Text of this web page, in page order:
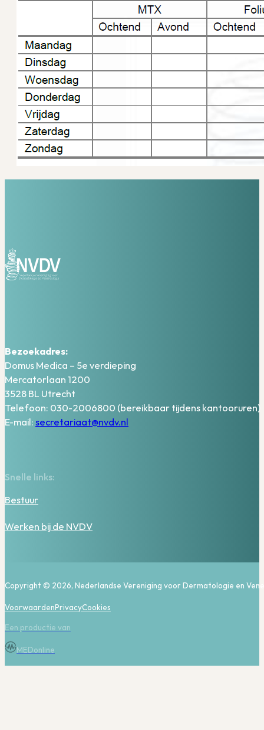
Bezoekadres:
Domus Medica – 5e verdieping
Mercatorlaan 1200
3528 BL Utrecht
Telefoon: 030-2006800 (bereikbaar tijdens kantooruren)
E-mail: secretariaat@nvdv.nl
Snelle links:
Bestuur
Werken bij de NVDV
Copyright © 2026, Nederlandse Vereniging voor Dermatologie en
VoorwaardenPrivacyCookies
Een productie van
MEDonline